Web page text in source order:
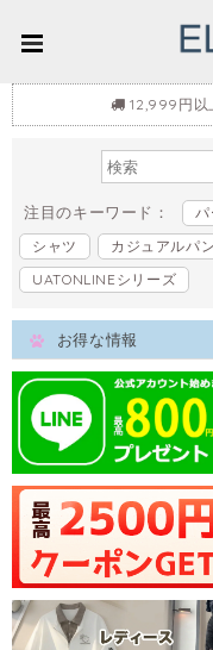
12,999円以
注目のキーワード： パ
シャツ
カジュアルパ
UATONLINEシリーズ
お得な情報